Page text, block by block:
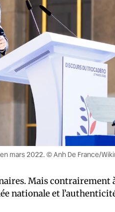
mars 2022. © Anh De France/
Mais contrairement
nationale et